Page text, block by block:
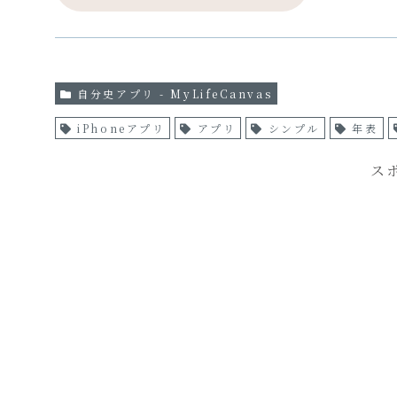
自分史アプリ - MyLifeCanvas
iPhoneアプリ アプリ シンプル 年表
ス